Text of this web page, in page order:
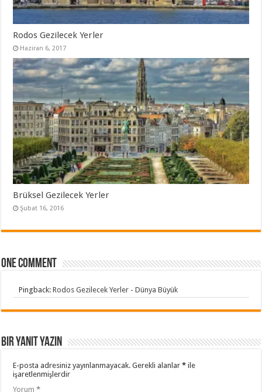
Rodos Gezilecek Yerler
Haziran 6, 2017
Brüksel Gezilecek Yerler
Şubat 16, 2016
One comment
Pingback:Rodos Gezilecek Yerler - Dünya Büyük
Bir yanıt yazın
E-posta adresiniz yayınlanmayacak. Gerekli alanlar* ile
işaretlenmişlerdir
Yorum*